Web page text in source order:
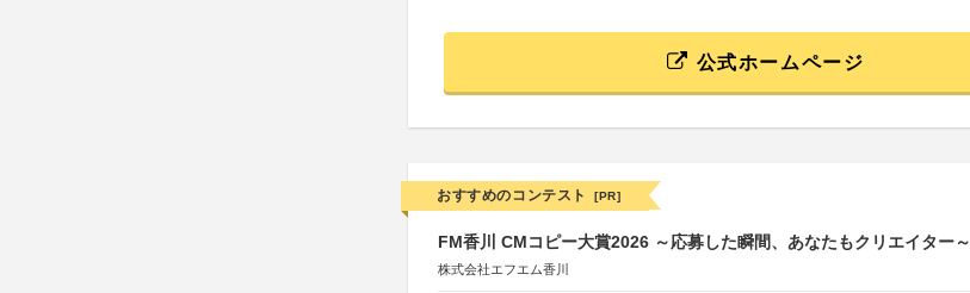
公式ホームページ
おすすめのコンテスト [PR]
FM香川 CMコピー大賞2026 ～応募した瞬間、あなたもクリエイター～
株式会社エフエム香川